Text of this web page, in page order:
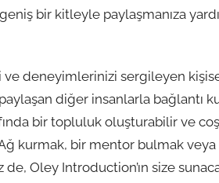
bir kitleyle paylaşmanıza
ve deneyimlerinizi sergileyen
paylaşan diğer insanlarla bağlantı
bir topluluk oluşturabilir ve
kurmak, bir mentor bulmak
Oley Introduction’ın size